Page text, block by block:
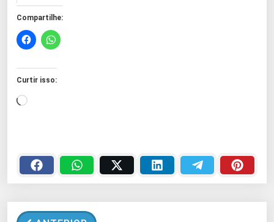
Compartilhe:
Curtir isso:
C
e
g
n